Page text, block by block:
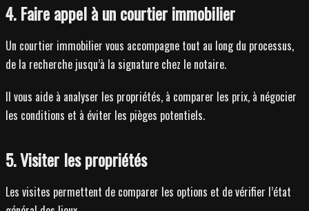
4. Faire appel à un courtier immobilier
Un courtier immobilier vous accompagne tout au long du processus,
de la recherche jusqu’à la signature chez le notaire.
Il vous aide à analyser les propriétés, à comparer les prix, à négocier
les conditions et à éviter les pièges potentiels.
5. Visiter les propriétés
Les visites permettent de comparer les options et de vérifier l’état